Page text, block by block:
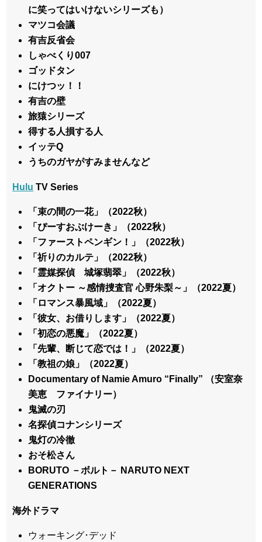
に笑ってはいけないシリーズも）
マツコ会議
有吉反省会
しゃべくり007
ゴッドタン
にけつッ！！
有吉の壁
旅猿シリーズ
得する人損する人
イッテQ
うちのガヤがすみませんなど
Hulu TV Series
「束の間の一花」（2022秋）
「ぴーすおぶけーき」（2022秋）
「ファーストペンギン！」（2022秋）
「祈りのカルテ」（2022秋）
「霊媒探偵 城塚翡翠」（2022秋）
「オクトー ～感情捜査官 心野朱梨～」（2022夏）
「ロマンス暴風域」（2022夏）
「彼女、お借りします」（2022夏）
「初恋の悪魔」（2022夏）
「先輩、断じて恋では！」（2022夏）
「教祖の娘」（2022夏）
Documentary of Namie Amuro “Finally” （安室奈
美恵 ファイナリー）
鬼滅の刃
名探偵コナンシリーズ
鬼灯の冷徹
おそ松さん
BORUTO －ボルト－ NARUTO NEXT
GENERATIONS
海外ドラマ
ウォーキング･デッド